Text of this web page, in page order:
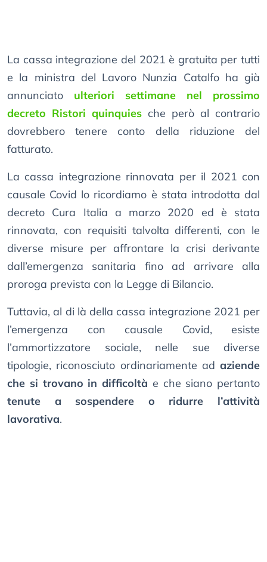
La cassa integrazione del 2021 è gratuita per tutti
e la ministra del Lavoro Nunzia Catalfo ha già
annunciato ulteriori settimane nel prossimo
decreto Ristori quinquies che però al contrario
dovrebbero tenere conto della riduzione del
fatturato.
La cassa integrazione rinnovata per il 2021 con
causale Covid lo ricordiamo è stata introdotta dal
decreto Cura Italia a marzo 2020 ed è stata
rinnovata, con requisiti talvolta differenti, con le
diverse misure per affrontare la crisi derivante
dall’emergenza sanitaria fino ad arrivare alla
proroga prevista con la Legge di Bilancio.
Tuttavia, al di là della cassa integrazione 2021 per
l’emergenza con causale Covid, esiste
l’ammortizzatore sociale, nelle sue diverse
tipologie, riconosciuto ordinariamente ad aziende
che si trovano in difficoltà e che siano pertanto
tenute a sospendere o ridurre l’attività
lavorativa.